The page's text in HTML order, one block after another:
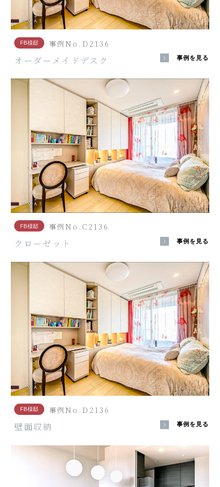
FB様邸 事例No.D2136
オーダーメイドデスク 事例を見る
FB様邸 事例No.C2136
クローゼット 事例を見る
FB様邸 事例No.D2136
壁面収納 事例を見る